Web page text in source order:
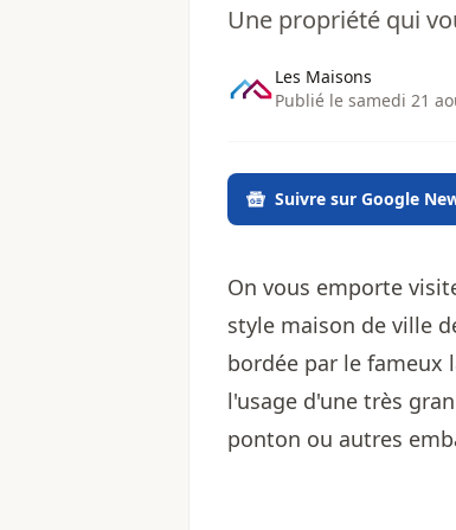
Une propriété qui
Les Maisons
Publié le samedi 21
Suivre sur Google
On vous emporte
style maison de ville
bordée par le fameux
l'usage d'une très
ponton ou autres